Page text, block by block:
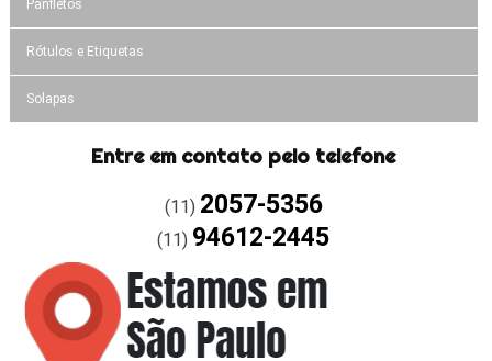
Panfletos
Rótulos e Etiquetas
Solapas
Entre em contato pelo telefone
(11) 2057-5356
(11) 94612-2445